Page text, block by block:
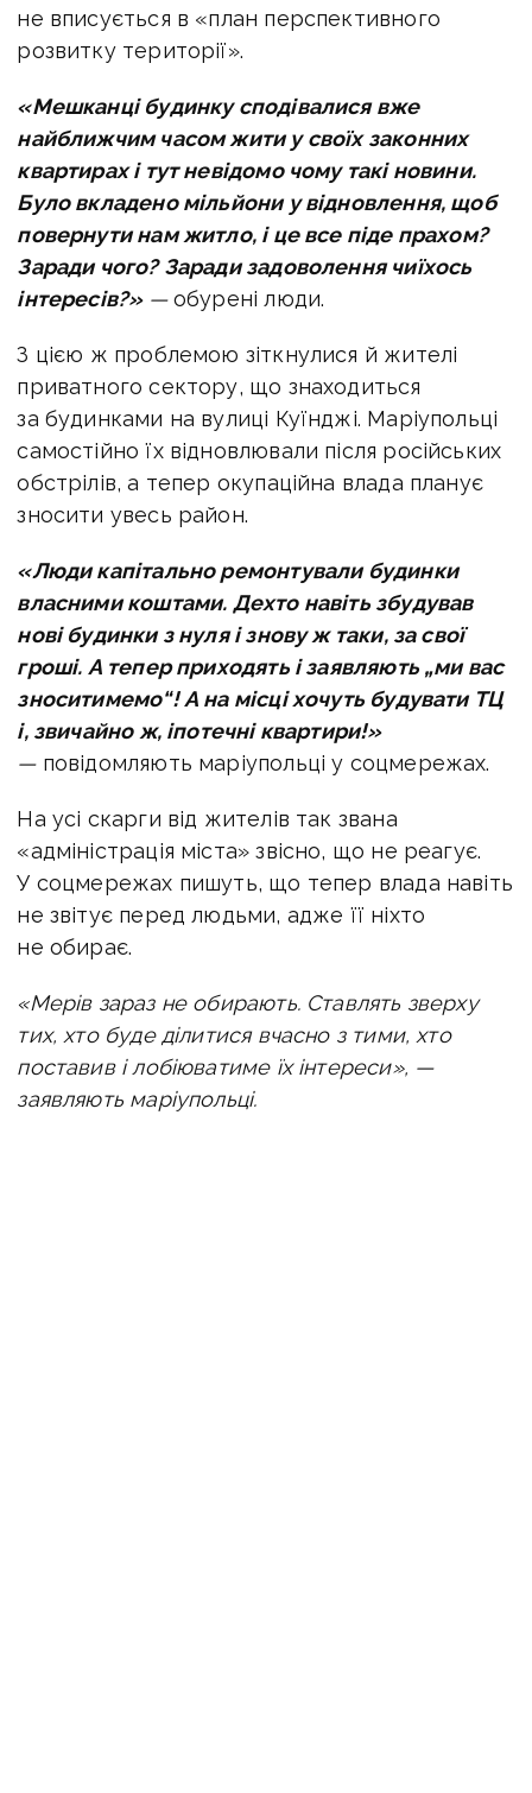
не вписується в «план перспективного
розвитку території».
«Мешканці будинку сподівалися вже
найближчим часом жити у своїх законних
квартирах і тут невідомо чому такі новини.
Було вкладено мільйони у відновлення, щоб
повернути нам житло, і це все піде прахом?
Заради чого? Заради задоволення чиїхось
інтересів?» —обурені люди.
З цією ж проблемою зіткнулися й жителі
приватного сектору, що знаходиться
за будинками на вулиці Куїнджі. Маріупольці
самостійно їх відновлювали після російських
обстрілів, а тепер окупаційна влада планує
зносити увесь район.
«Люди капітально ремонтували будинки
власними коштами. Дехто навіть збудував
нові будинки з нуля і знову ж таки, за свої
гроші. А тепер приходять і заявляють „ми вас
зноситимемо“! А на місці хочуть будувати ТЦ
і, звичайно ж, іпотечні квартири!»
— повідомляють маріупольці у соцмережах.
На усі скарги від жителів так звана
«адміністрація міста» звісно, що не реагує.
У соцмережах пишуть, що тепер влада навіть
не звітує перед людьми, адже її ніхто
не обирає.
«Мерів зараз не обирають. Ставлять зверху
тих, хто буде ділитися вчасно з тими, хто
поставив і лобіюватиме їх інтереси», —
заявляють маріупольці.